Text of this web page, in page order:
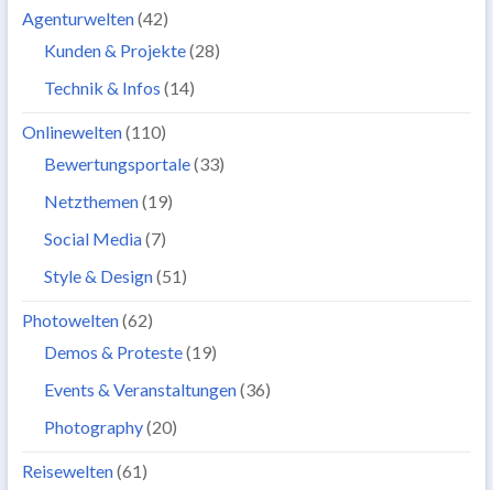
Agenturwelten(42)
Kunden & Projekte(28)
Technik & Infos (14)
Onlinewelten(110)
Bewertungsportale(33)
Netzthemen(19)
Social Media(7)
Style & Design(51)
Photowelten(62)
Demos & Proteste(19)
Events & Veranstaltungen(36)
Photography(20)
Reisewelten(61)